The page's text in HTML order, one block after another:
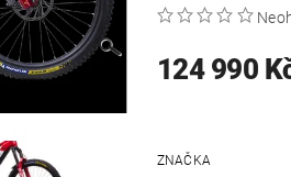
124 990
ZNAČKA